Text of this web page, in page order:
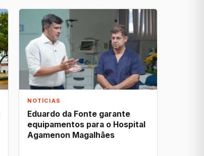
NOTÍCIAS
Eduardo da Fonte garante
equipamentos para o Hospital
Agamenon Magalhães